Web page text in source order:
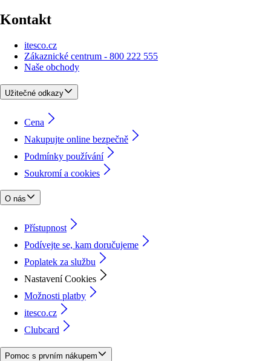
Kontakt
itesco.cz
Zákaznické centrum - 800 222 555
Naše obchody
Užitečné odkazy
Cena
Nakupujte online bezpečně
Podmínky používání
Soukromí a cookies
O nás
Přístupnost
Podívejte se, kam doručujeme
Poplatek za službu
Nastavení Cookies
Možnosti platby
itesco.cz
Clubcard
Pomoc s prvním nákupem